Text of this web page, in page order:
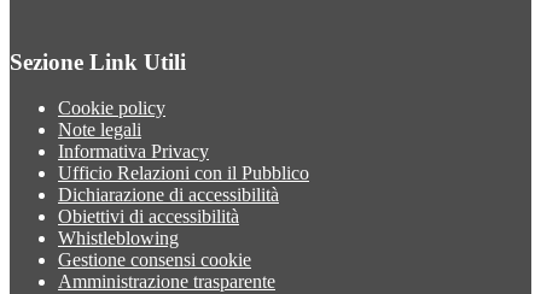
Sezione Link Utili
Cookie policy
Note legali
Informativa Privacy
Ufficio Relazioni con il Pubblico
Dichiarazione di accessibilità
Obiettivi di accessibilità
Whistleblowing
Gestione consensi cookie
Amministrazione trasparente